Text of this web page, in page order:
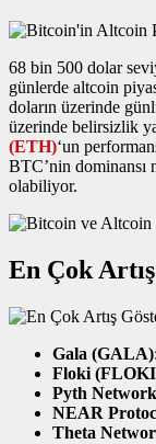
68 bin 500 dolar
günlerde altcoin
doların üzerinde
üzerinde belirsizlik
(ETH)‘un
BTC’nin dominansı
olabiliyor.
En Çok
Gala (GALA)
Floki
Pyth
NEAR
Theta